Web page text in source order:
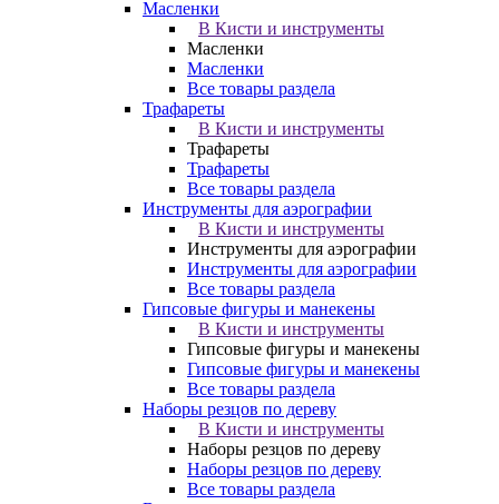
Масленки
В Кисти и инструменты
Масленки
Масленки
Все товары раздела
Трафареты
В Кисти и инструменты
Трафареты
Трафареты
Все товары раздела
Инструменты для аэрографии
В Кисти и инструменты
Инструменты для аэрографии
Инструменты для аэрографии
Все товары раздела
Гипсовые фигуры и манекены
В Кисти и инструменты
Гипсовые фигуры и манекены
Гипсовые фигуры и манекены
Все товары раздела
Наборы резцов по дереву
В Кисти и инструменты
Наборы резцов по дереву
Наборы резцов по дереву
Все товары раздела